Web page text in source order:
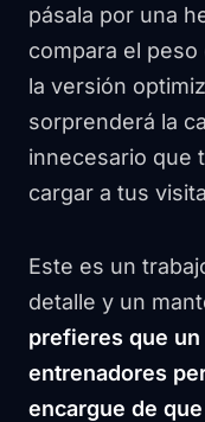
pásala por una
compara el
la versión
sorprenderá la
innecesario que
cargar a tus
Este es un
detalle y un
prefieres que
entrenadores
encargue de